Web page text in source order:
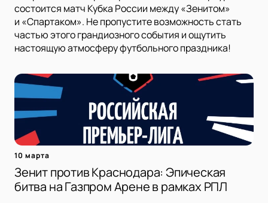
состоится матч Кубка России между «Зенитом»
и «Спартаком». Не пропустите возможность стать
частью этого грандиозного события и ощутить
настоящую атмосферу футбольного праздника!
10 марта
Зенит против Краснодара: Эпическая
битва на Газпром Арене в рамках РПЛ